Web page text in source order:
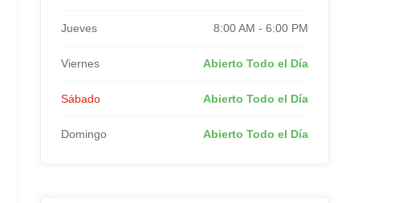
Jueves 8:00 AM - 6:00 PM
Viernes Abierto Todo el Día
Sábado Abierto Todo el Día
Domingo Abierto Todo el Día